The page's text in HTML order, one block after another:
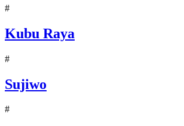
#
Kubu Raya
#
Sujiwo
#